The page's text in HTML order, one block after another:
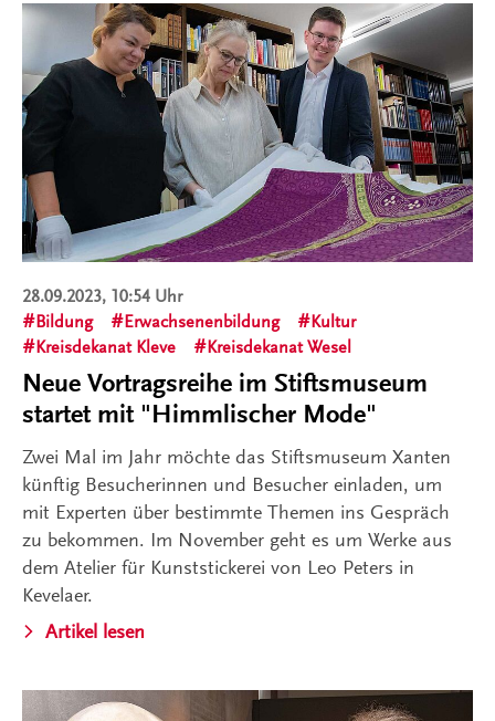
28.09.2023, 10:54 Uhr
Bildung
Erwachsenenbildung
Kultur
Kreisdekanat Kleve
Kreisdekanat Wesel
Neue Vortragsreihe im Stiftsmuseum
startet mit "Himmlischer Mode"
Zwei Mal im Jahr möchte das Stiftsmuseum Xanten
künftig Besucherinnen und Besucher einladen, um
mit Experten über bestimmte Themen ins Gespräch
zu bekommen. Im November geht es um Werke aus
dem Atelier für Kunststickerei von Leo Peters in
Kevelaer.
Artikel lesen